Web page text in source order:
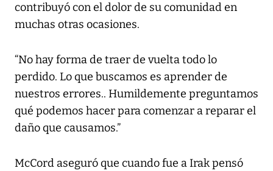
contribuyó con el dolor de su comunidad en
muchas otras ocasiones.
“No hay forma de traer de vuelta todo lo
perdido. Lo que buscamos es aprender de
nuestros errores.. Humildemente preguntamos
qué podemos hacer para comenzar a reparar el
daño que causamos.”
McCord aseguró que cuando fue a Irak pensó